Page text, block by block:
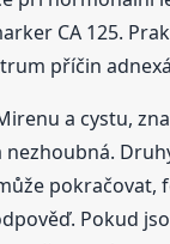
CA 125.
příčin
a cystu,
Pokud